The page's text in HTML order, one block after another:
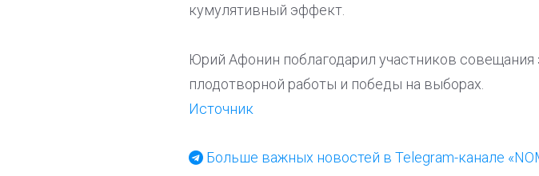
кумулятивный эффект.
Юрий Афонин поблагодарил участников
плодотворной работы и победы на выборах.
Источник
Больше важных новостей в Telegram-канале